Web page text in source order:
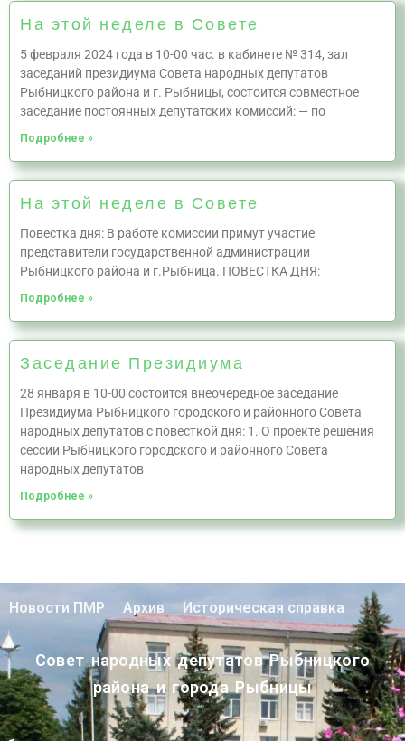
На этой неделе в Совете
5 февраля 2024 года в 10-00 час. в кабинете № 314, зал
заседаний президиума Совета народных депутатов
Рыбницкого района и г. Рыбницы, состоится совместное
заседание постоянных депутатских комиссий: — по
Подробнее »
На этой неделе в Совете
Повестка дня: В работе комиссии примут участие
представители государственной администрации
Рыбницкого района и г.Рыбница. ПОВЕСТКА ДНЯ:
Подробнее »
Заседание Президиума
28 января в 10-00 состоится внеочередное заседание
Президиума Рыбницкого городского и районного Совета
народных депутатов с повесткой дня: 1. О проекте решения
сессии Рыбницкого городского и районного Совета
народных депутатов
Подробнее »
Новости ПМР Архив Историческая справка
Совет народных депутатов Рыбницкого
района и города Рыбницы